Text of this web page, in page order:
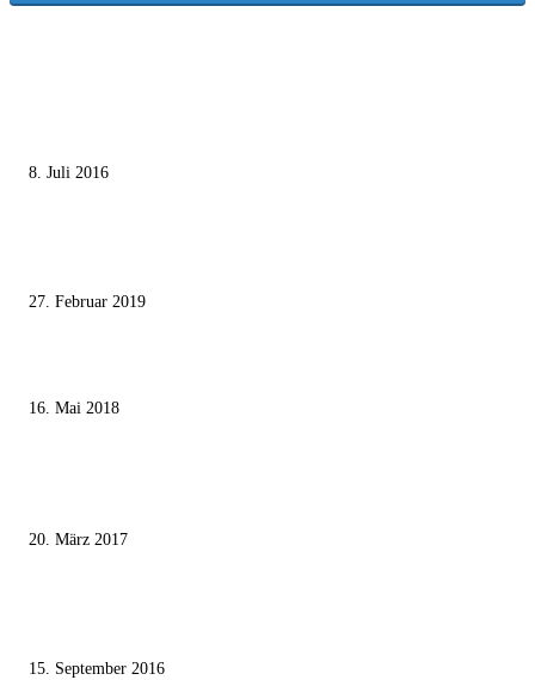
8. Juli 2016
27. Februar 2019
16. Mai 2018
20. März 2017
15. September 2016